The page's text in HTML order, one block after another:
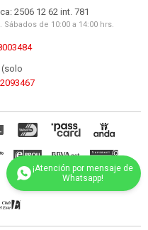
2506 12 62 int. 781
de 10:00 a 14:00 hrs.